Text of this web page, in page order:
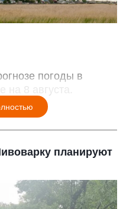
погоды в
8 августа.
планируют